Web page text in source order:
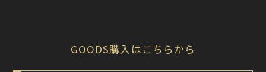
GOODS購入はこちらから